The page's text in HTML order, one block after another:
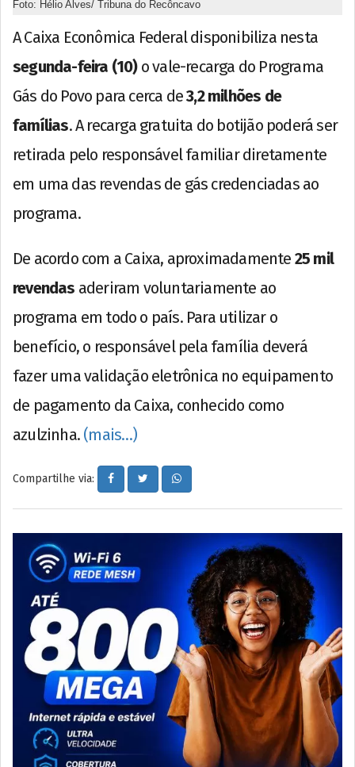
Foto: Hélio Alves/ Tribuna do Recôncavo
A Caixa Econômica Federal disponibiliza nesta
segunda-feira (10)o vale-recarga do Programa
Gás do Povo para cerca de3,2 milhões de
famílias. A recarga gratuita do botijão poderá ser
retirada pelo responsável familiar diretamente
em uma das revendas de gás credenciadas ao
programa.
De acordo com a Caixa, aproximadamente 25 mil
revendas aderiram voluntariamente ao
programa em todo o país. Para utilizar o
benefício, o responsável pela família deverá
fazer uma validação eletrônica no equipamento
de pagamento da Caixa, conhecido como
azulzinha. (mais…)
Compartilhe via: